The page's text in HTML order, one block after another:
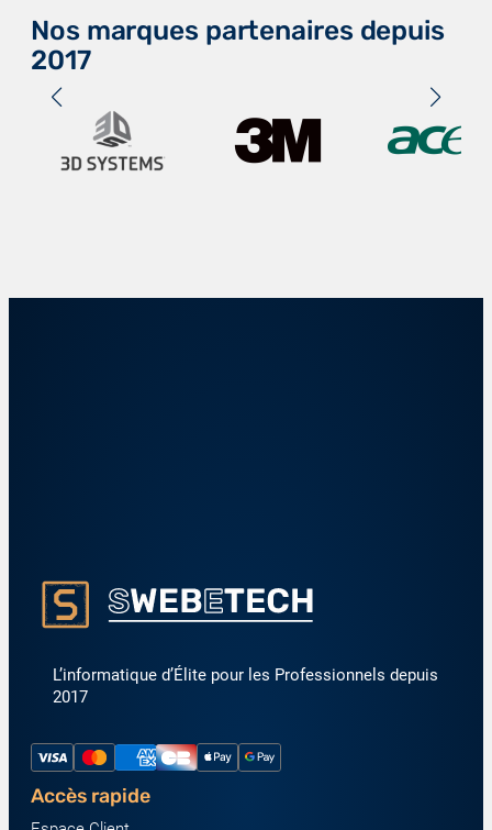
Nos marques partenaires depuis
2017
L’informatique d’Élite pour les Professionnels depuis
2017
Accès rapide